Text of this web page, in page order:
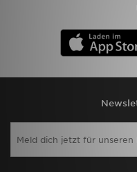
Geschenkgutschein